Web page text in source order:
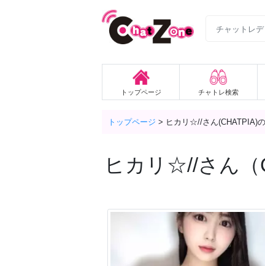
トップページ チャトレ検索
トップページ > ヒカリ☆//さん(CHATPIA)
ヒカリ☆//さん